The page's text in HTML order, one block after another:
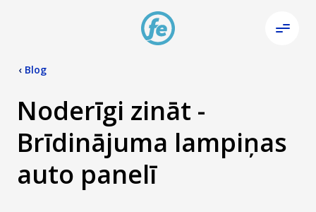
‹ Blog
Noderīgi zināt -
Brīdinājuma lampiņas
auto panelī